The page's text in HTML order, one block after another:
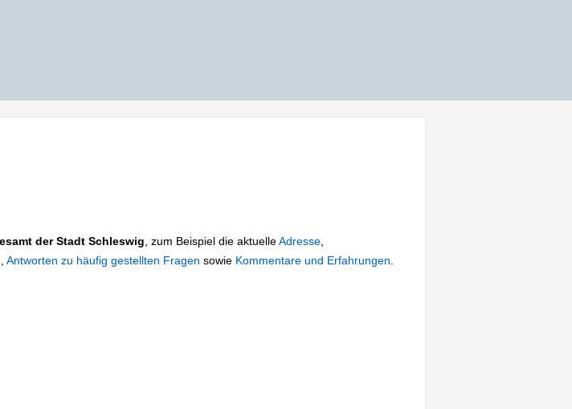
der Stadt Schleswig , zum Beispiel die aktuelleAdresse
Antworten zu häufig gestellten Fragen sowie Kommentare und Erfahrungen